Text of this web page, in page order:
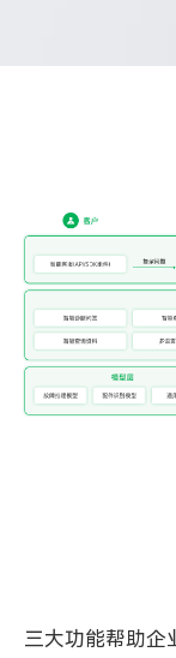
三大功能帮助企